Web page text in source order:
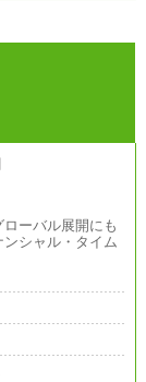
を表示
円、
円）
円 ※勤務地
〈福岡〉1
円
〈福
ーバル展開にも
シャル・タイム